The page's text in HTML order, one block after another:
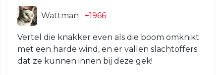
Wattman +1966
Vertel die knakker even als die boom omknikt
met een harde wind, en er vallen slachtoffers
dat ze kunnen innen bij deze gek!